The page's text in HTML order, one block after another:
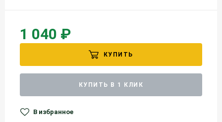
1 040 ₽
КУПИТЬ
КУПИТЬ В 1 КЛИК
В избранное